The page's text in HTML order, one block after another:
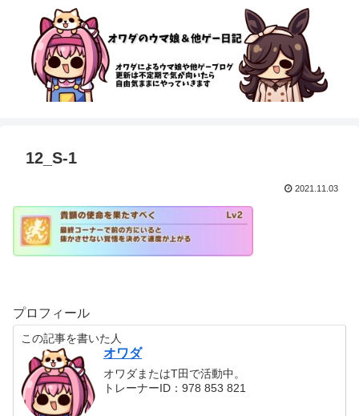
12_S-1
2021.11.03
プロフィール
この記事を書いた人
オワダ
オワダまたはT田で活動中。
トレーナーID：978 853 821